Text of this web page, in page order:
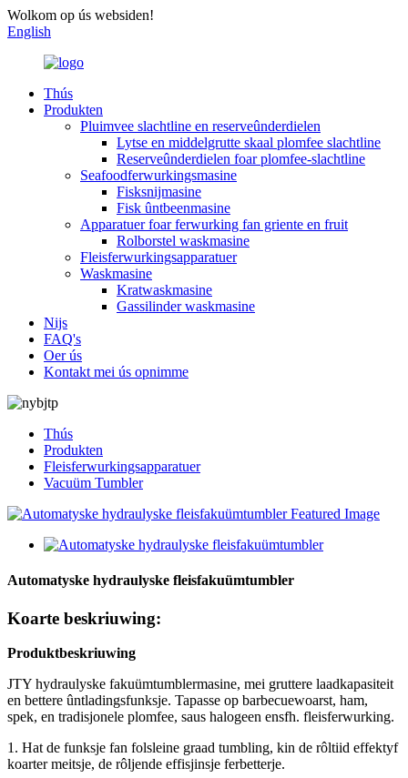
Wolkom op ús websiden!
English
Thús
Produkten
Pluimvee slachtline en reserveûnderdielen
Lytse en middelgrutte skaal plomfee slachtline
Reserveûnderdielen foar plomfee-slachtline
Seafoodferwurkingsmasine
Fisksnijmasine
Fisk ûntbeenmasine
Apparatuer foar ferwurking fan griente en fruit
Rolborstel waskmasine
Fleisferwurkingsapparatuer
Waskmasine
Kratwaskmasine
Gassilinder waskmasine
Nijs
FAQ's
Oer ús
Kontakt mei ús opnimme
Thús
Produkten
Fleisferwurkingsapparatuer
Vacuüm Tumbler
Automatyske hydraulyske fleisfakuümtumbler
Koarte beskriuwing:
Produktbeskriuwing
JTY hydraulyske fakuümtumblermasine, mei gruttere laadkapasiteit
en bettere ûntladingsfunksje. Tapasse op barbecuewoarst, ham,
spek, en tradisjonele plomfee, saus halogeen ensfh. fleisferwurking.
1. Hat de funksje fan folsleine graad tumbling, kin de rôltiid effektyf
koarter meitsje, de rôljende effisjinsje ferbetterje.